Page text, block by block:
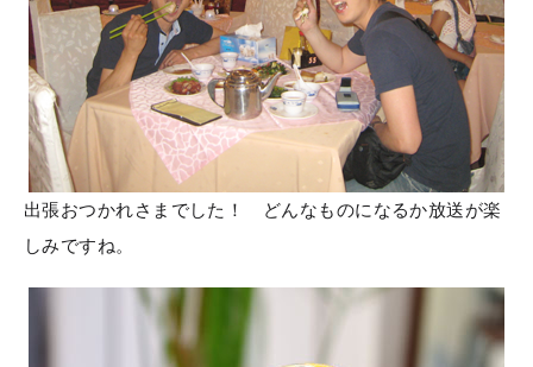
出張おつかれさまでした！ どんなものになるか放送が楽
しみですね。